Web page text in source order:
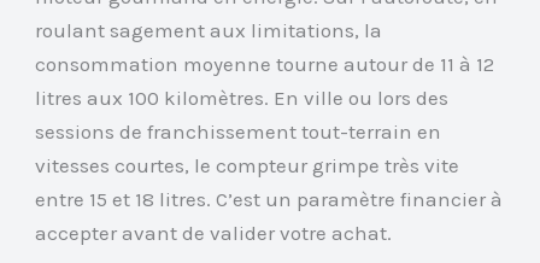
roulant sagement aux limitations, la
consommation moyenne tourne autour de 11 à 12
litres aux 100 kilomètres. En ville ou lors des
sessions de franchissement tout-terrain en
vitesses courtes, le compteur grimpe très vite
entre 15 et 18 litres. C’est un paramètre financier à
accepter avant de valider votre achat.